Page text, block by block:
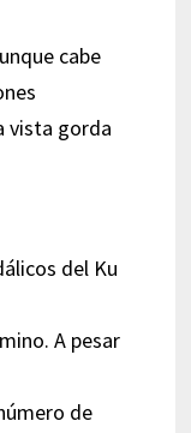
cabe
vista gorda
del Ku
A pesar
de